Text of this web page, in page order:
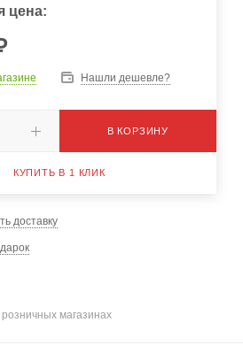
цена:
Нашли дешевле?
В КОРЗИНУ
КУПИТЬ В 1 КЛИК
доставку
магазинах